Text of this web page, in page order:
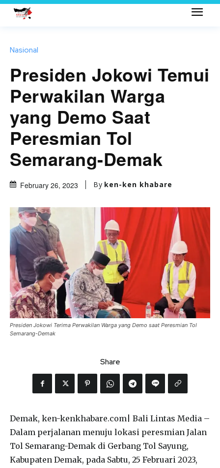
Nasional
Presiden Jokowi Temui
Perwakilan Warga
yang Demo Saat
Peresmian Tol
Semarang-Demak
February 26, 2023 By ken-ken khabare
Presiden Jokowi Terima Perwakilan Warga yang Demo saat Peresmian Tol
Semarang-Demak
Share
Demak, ken-kenkhabare.com| Bali Lintas Media –
Dalam perjalanan menuju lokasi peresmian Jalan
Tol Semarang-Demak di Gerbang Tol Sayung,
Kabupaten Demak, pada Sabtu, 25 Februari 2023,